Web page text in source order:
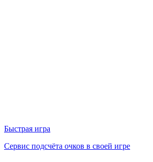
Быстрая игра
Сервис подсчёта очков в своей игре